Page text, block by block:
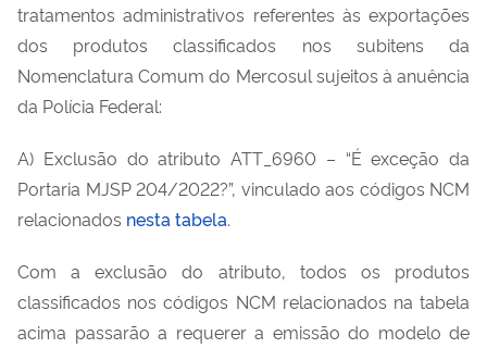
tratamentos administrativos referentes às exportações
dos produtos classificados nos subitens da
Nomenclatura Comum do Mercosul sujeitos à anuência
da Polícia Federal:
A) Exclusão do atributo ATT_6960 – “É exceção da
Portaria MJSP 204/2022?”, vinculado aos códigos NCM
relacionados nesta tabela.
Com a exclusão do atributo, todos os produtos
classificados nos códigos NCM relacionados na tabela
acima passarão a requerer a emissão do modelo de